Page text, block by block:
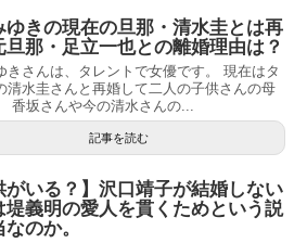
ゆきの現在の旦那・清水圭とは再
旦那・足立一也との離婚理由は？
きさんは、タレントで女優です。 現在はタ
清水圭さんと再婚して二人の子供さんの母
香坂さんや今の清水さんの...
記事を読む
がいる？】沢口靖子が結婚しない
堤義明の愛人を貫くためという説
のか。